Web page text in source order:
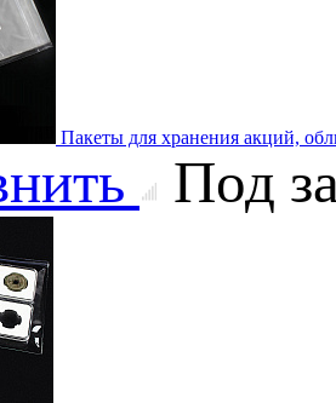
Пакеты для хранения акций,
Под